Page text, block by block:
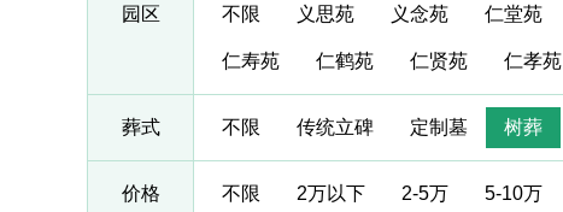
园区 不限 义思苑 义念苑 仁堂苑
仁寿苑 仁鹤苑 仁贤苑 仁孝苑
葬式 不限 传统立碑 定制墓 树葬
价格 不限 2万以下 2-5万 5-10万